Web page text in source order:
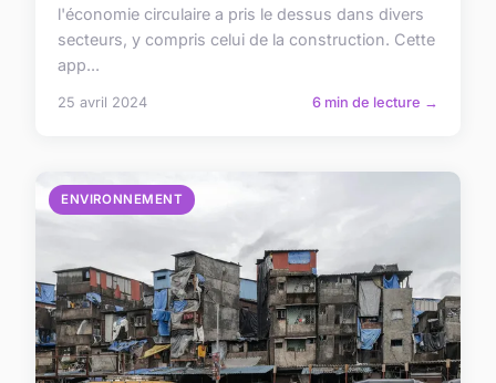
l'économie circulaire a pris le dessus dans divers
secteurs, y compris celui de la construction. Cette
app...
25 avril 2024 6 min de lecture →
ENVIRONNEMENT